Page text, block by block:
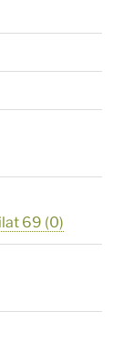
69 (0)